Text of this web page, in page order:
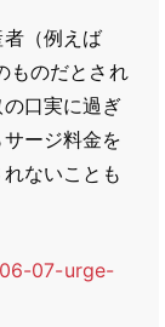
（例えば
ものだとされ
口実に過ぎ
ージ料金を
ないことも
07-urge-